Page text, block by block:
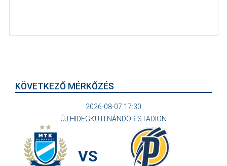
KÖVETKEZŐ MÉRKŐZÉS
2026-08-07 17:30
ÚJ HIDEGKUTI NÁNDOR STADION
VS